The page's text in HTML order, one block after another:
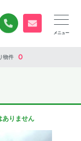
0120-840-834
無料お問い合
物件 0
ありません